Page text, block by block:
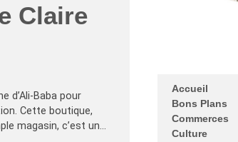
Claire
d’Ali-Baba pour
Cette boutique,
magasin, c’est un…
Accueil
Bons Plans
Commerces
Culture